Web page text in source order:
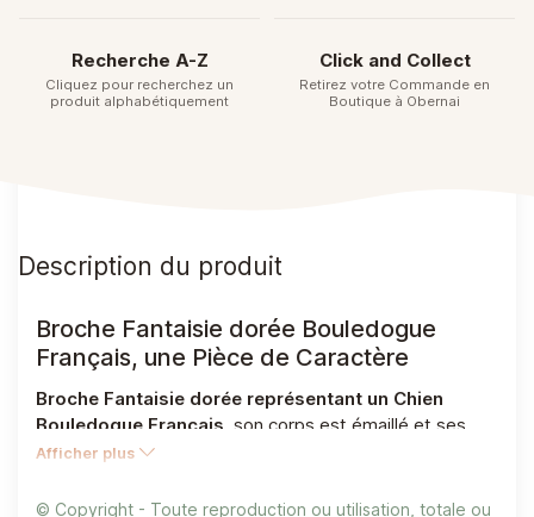
Recherche A-Z
Cliquez pour recherchez un
produit alphabétiquement
Click and Collect
Retirez votre Commande en
Boutique à Obernai
Description du produit
Broche Fantaisie dorée Bouledogue
Français, une Pièce de Caractère
Broche Fantaisie dorée représentant un Chien
Bouledogue Français , son corps est émaillé et ses
yeux sont sertis de
de nombreuses occasions, qu'elle soit épinglée sur une
Afficher plus
© Copyright - Toute reproduction ou utilisation, totale ou